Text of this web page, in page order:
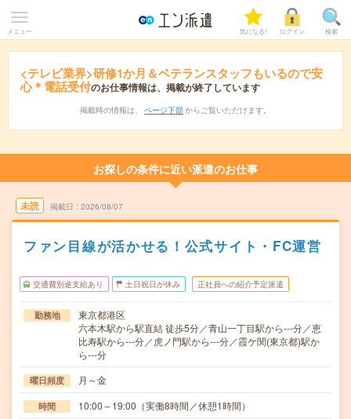
メニュー 気になる! ログイン 検索
<テレビ業界>研修1か月＆ベテランスタッフもいるので安
心＊電話受付のお仕事情報は、掲載が終了しています
掲載時の情報は、 ページ下部 からご覧いただけます。
お探しの条件に近い派遣のお仕事
未読 掲載日 2026/08/07
ファン目線が活かせる！公式サイト・FC運営
交通費別途支給あり 土日祝日が休み 正社員への紹介予定派遣
勤務地
東京都港区
六本木駅から駅直結 徒歩5分／青山一丁目駅から---分／恵
比寿駅から---分／虎ノ門駅から---分／霞ケ関(東京都)駅か
ら---分
曜日頻度 月～金
時間 10:00～19:00（実働8時間／休憩1時間）